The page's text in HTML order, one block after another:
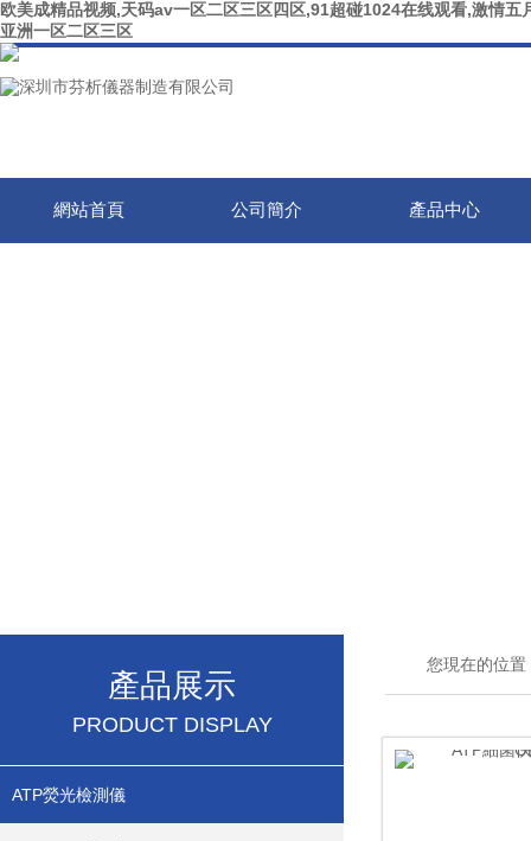
欧美成精品视频,天码av一区二区三区四区,91超碰1024在线观看,激情
亚洲一区二区三区
網站首頁 公司簡介 產品中心
產品展示
PRODUCT DISPLAY
ATP熒光檢測儀
您現在的位置